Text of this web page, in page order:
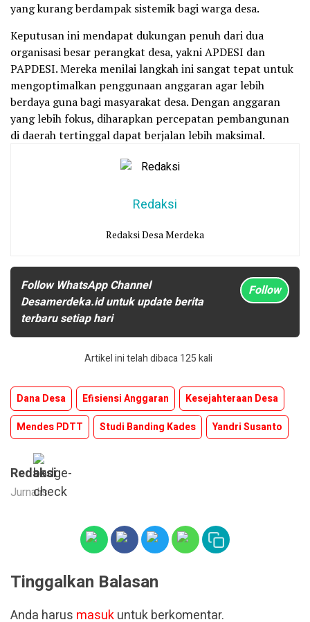
yang kurang berdampak sistemik bagi warga desa.
Keputusan ini mendapat dukungan penuh dari dua
organisasi besar perangkat desa, yakni APDESI dan
PAPDESI. Mereka menilai langkah ini sangat tepat untuk
mengoptimalkan penggunaan anggaran agar lebih
berdaya guna bagi masyarakat desa. Dengan anggaran
yang lebih fokus, diharapkan percepatan pembangunan
di daerah tertinggal dapat berjalan lebih maksimal.
Redaksi
Redaksi Desa Merdeka
Follow WhatsApp Channel
Desamerdeka.id untuk update berita
terbaru setiap hari
Follow
Artikel ini telah dibaca 125 kali
Dana Desa Efisiensi Anggaran
Kesejahteraan Desa
Mendes PDTT
Studi Banding Kades Yandri Susanto
Redaksi
Jurnalis
Tinggalkan Balasan
Anda harus masukuntuk berkomentar.